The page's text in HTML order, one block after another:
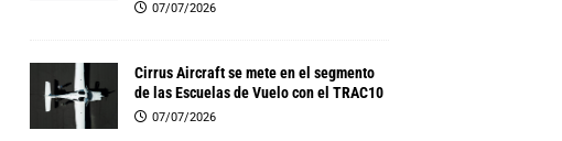
07/07/2026
Cirrus Aircraft se mete en el segmento
de las Escuelas de Vuelo con el TRAC10
07/07/2026